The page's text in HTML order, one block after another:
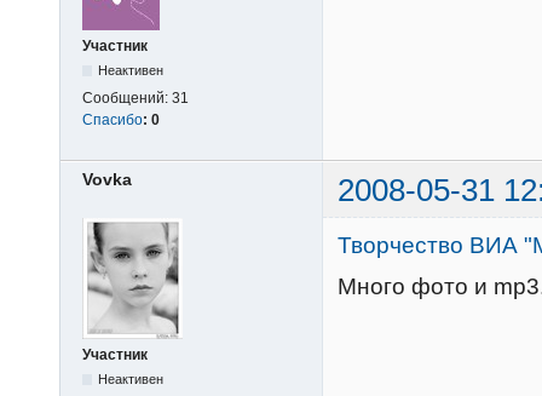
Участник
Неактивен
Сообщений: 31
Спасибо: 0
Vovka 2008-05-31
Участник
Неактивен
Творчество ВИА
Много фото и